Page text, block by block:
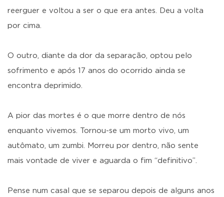
reerguer e voltou a ser o que era antes. Deu a volta
por cima.
O outro, diante da dor da separação, optou pelo
sofrimento e após 17 anos do ocorrido ainda se
encontra deprimido.
A pior das mortes é o que morre dentro de nós
enquanto vivemos. Tornou-se um morto vivo, um
autômato, um zumbi. Morreu por dentro, não sente
mais vontade de viver e aguarda o fim “definitivo”.
Pense num casal que se separou depois de alguns anos